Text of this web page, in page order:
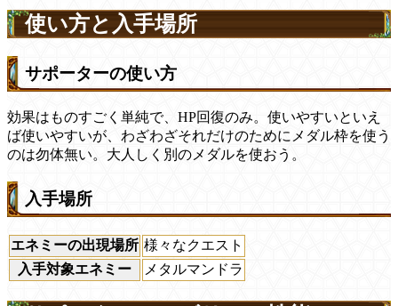
使い方と入手場所
サポーターの使い方
効果はものすごく単純で、HP回復のみ。使いやすいといえ
ば使いやすいが、わざわざそれだけのためにメダル枠を使う
のは勿体無い。大人しく別のメダルを使おう。
入手場所
エネミーの出現場所 様々なクエスト
入手対象エネミー
メタルマンドラ